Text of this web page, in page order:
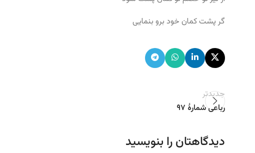
گر پشت کمان خود برو بنمایی
جدیدتر
رباعی شمارهٔ ۹۷
دیدگاهتان را بنویسید